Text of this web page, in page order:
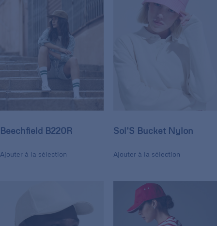
Beechfield B220R
Ajouter à la sélection
Sol’S Bucket Nylon
Ajouter à la sélection